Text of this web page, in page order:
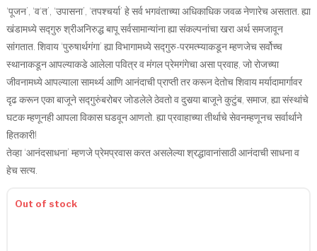
‘पूजन’, ‘व‘त’, ‘उपासना’, ‘तपश्‍चर्या’ हे सर्व भगवंताच्या अधिकाधिक जवळ नेणारेच असतात. ह्या
खंडामध्ये सद्गुरु श्रीअनिरुद्ध बापू सर्वसामान्यांना ह्या संकल्पनांचा खरा अर्थ समजावून
सांगतात. शिवाय ‘पुरुषार्थगंगा’ ह्या विभागामध्ये सद्गुरु-परमत्म्याकडून म्हणजेच सर्वोच्च
स्थानाकडून आपल्याकडे आलेला पवित्र व मंगल प्रेमगंगेचा असा प्रवाह, जो रोजच्या
जीवनामध्ये आपल्याला सामर्थ्य आणि आनंदाची प्राप्ती तर करून देतोच शिवाय मर्यादामार्गावर
दृढ करून एका बाजूने सद्गुरुंबरोबर जोडलेले ठेवतो व दुसर्‍या बाजूने कुटुंब, समाज, ह्या संस्थांचे
घटक म्हणूनही आपला विकास घडवून आणतो. ह्या प्रवाहाच्या तीर्थाचे सेवनम्हणूनच सर्वार्थाने
हितकारी!
तेव्हा ‘आनंदसाधना’ म्हणजे प्रेमप्रवास करत असलेल्या श्रद्धावानांसाठी आनंदाची साधना व
हेच सत्य.
Out of stock